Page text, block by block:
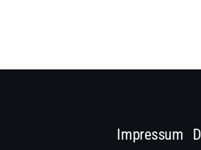
Impressum